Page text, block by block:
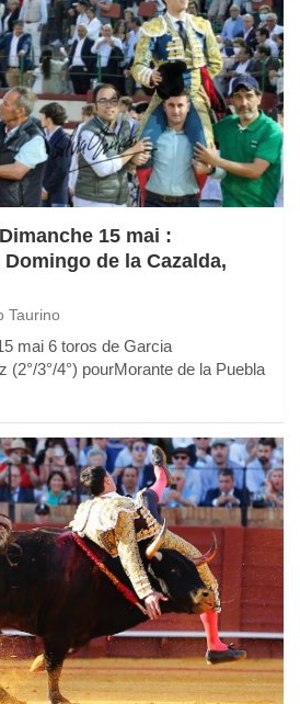
15 mai :
de la Cazalda,
Taurino
mai 6 toros de Garcia
3°/4°) pourMorante de la Puebla